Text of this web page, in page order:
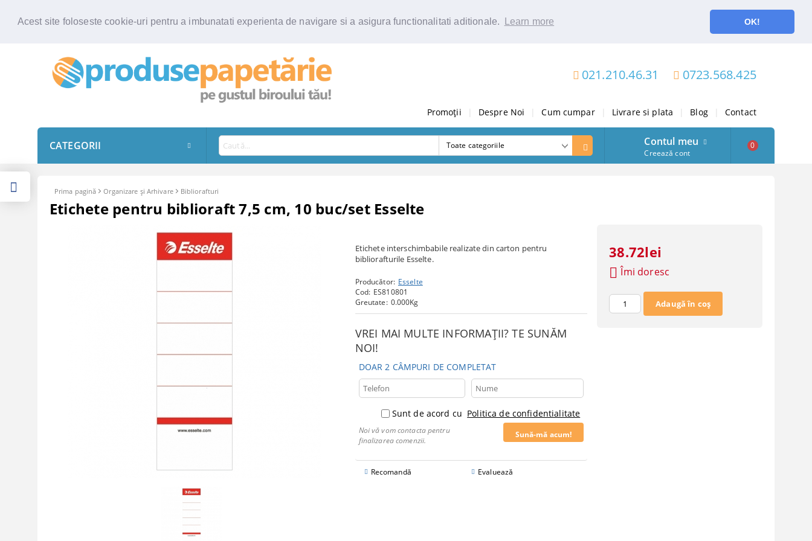
Acest site foloseste cookie-uri pentru a imbunatati experienta de navigare si a asigura functionalitati aditionale. Learn more OK!
021.210.46.31 0723.568.425
Promoții Despre Noi Cum cumpar Livrare si plata Blog Contact
CATEGORII Contul meu
Creează cont
0
Prima pagină Organizare şi Arhivare Bibliorafturi
Etichete pentru biblioraft 7,5 cm, 10 buc/set Esselte
Etichete interschimbabile realizate din carton pentru
bibliorafturile Esselte.
Producător: Esselte
Cod: ES810801
Greutate: 0.000Kg
VREI MAI MULTE INFORMAȚII? TE SUNĂM
NOI!
DOAR 2 CÂMPURI DE COMPLETAT
Sunt de acord cu Politica de confidentialitate
Noi vă vom contacta pentru
finalizarea comenzii.
Recomandă Evaluează
38.72lei
Îmi doresc